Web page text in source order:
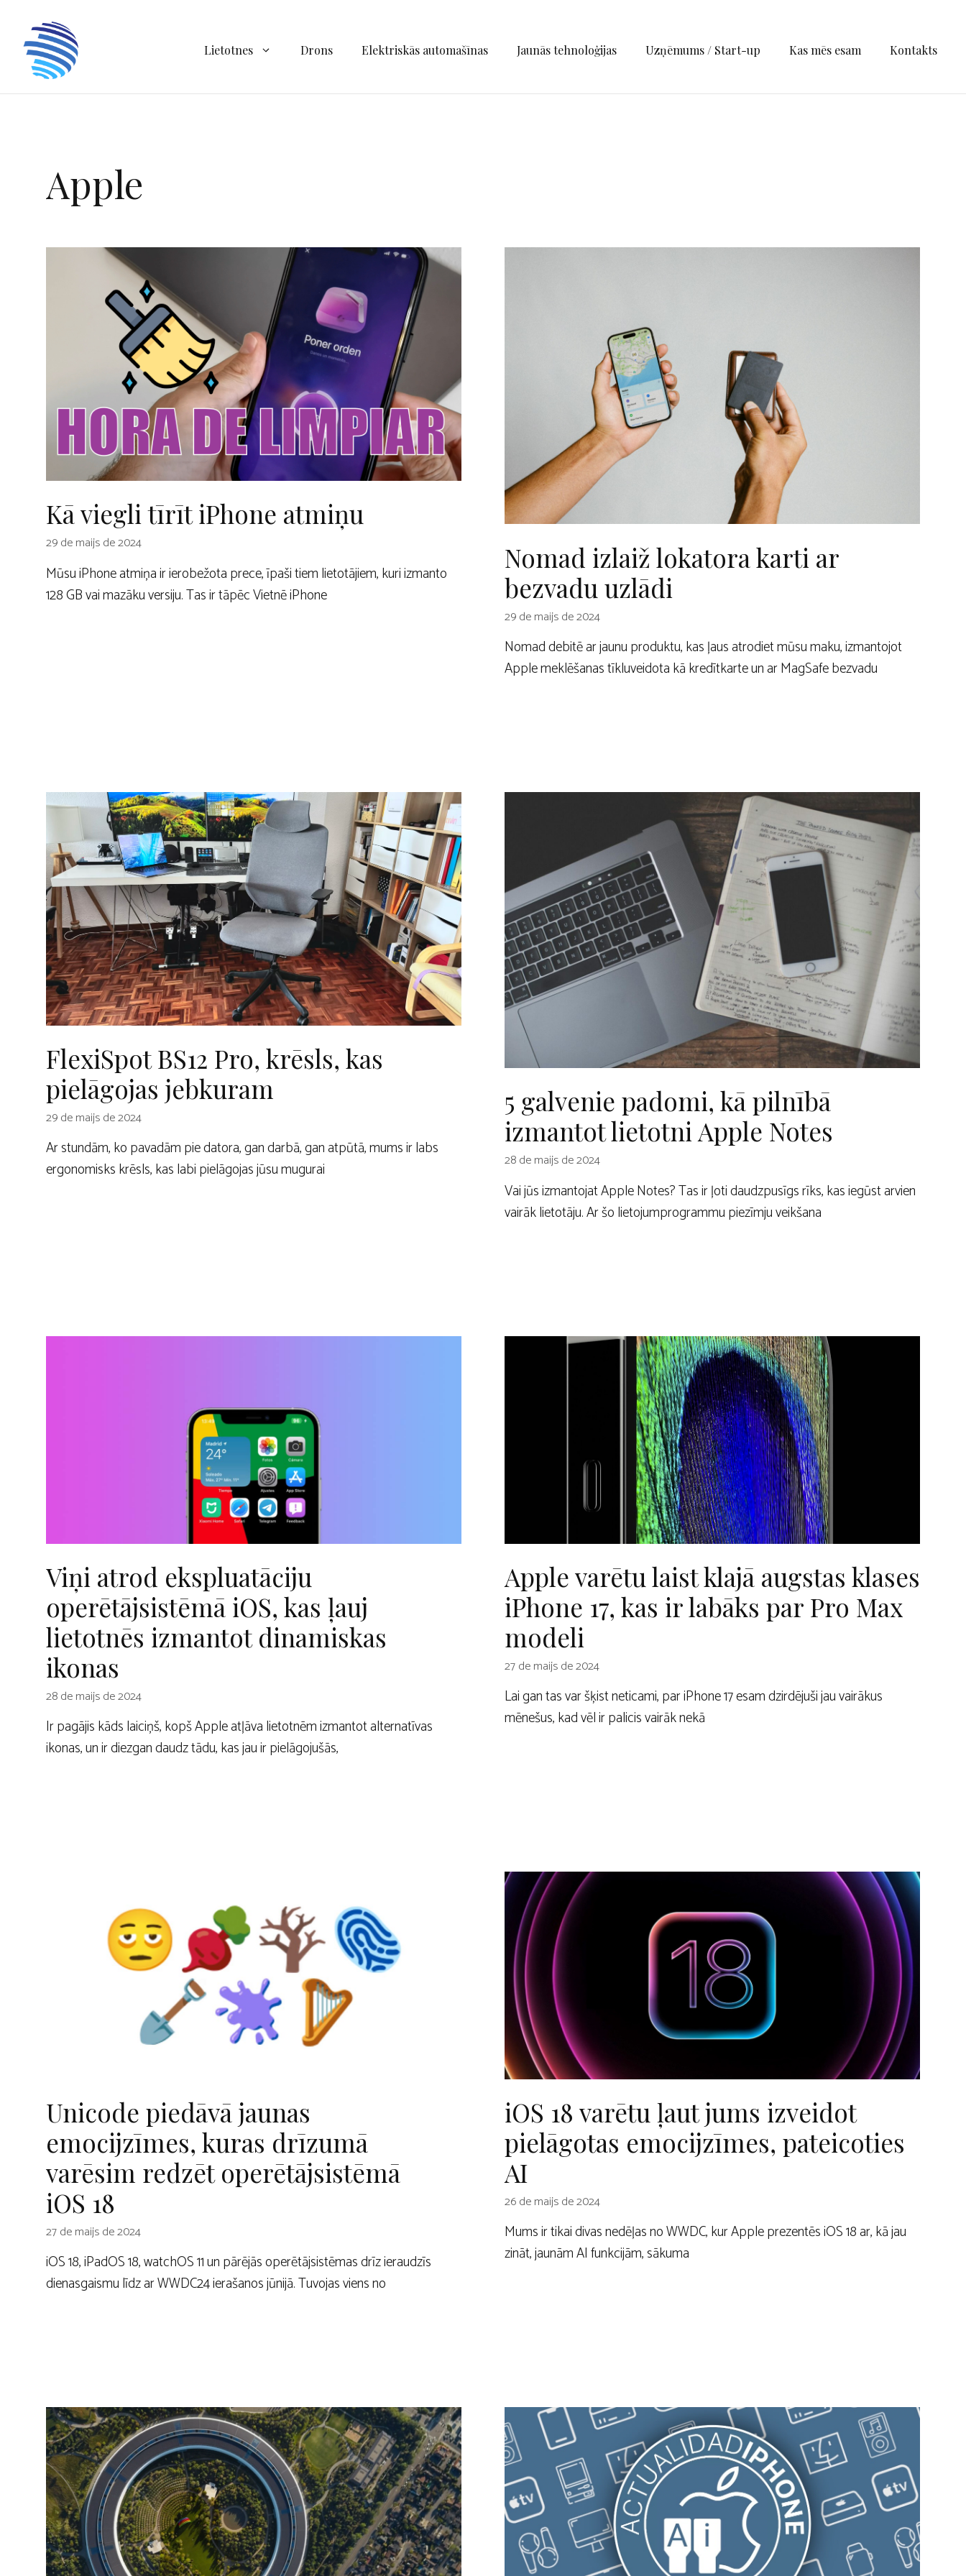
saturu
Lietotnes Drons Elektriskās automašīnas Jaunās tehnoloģijas Uzņēmums / Start-up Kas mēs esam Kontakts
Apple
Kā viegli tīrīt iPhone atmiņu
29 de maijs de 2024
Mūsu iPhone atmiņa ir ierobežota prece, īpaši tiem lietotājiem, kuri izmanto
128 GB vai mazāku versiju. Tas ir tāpēc Vietnē iPhone
Nomad izlaiž lokatora karti ar
bezvadu uzlādi
29 de maijs de 2024
Nomad debitē ar jaunu produktu, kas ļaus atrodiet mūsu maku, izmantojot
Apple meklēšanas tīkluveidota kā kredītkarte un ar MagSafe bezvadu
FlexiSpot BS12 Pro, krēsls, kas
pielāgojas jebkuram
29 de maijs de 2024
Ar stundām, ko pavadām pie datora, gan darbā, gan atpūtā, mums ir labs
ergonomisks krēsls, kas labi pielāgojas jūsu mugurai
5 galvenie padomi, kā pilnībā
izmantot lietotni Apple Notes
28 de maijs de 2024
Vai jūs izmantojat Apple Notes? Tas ir ļoti daudzpusīgs rīks, kas iegūst arvien
vairāk lietotāju. Ar šo lietojumprogrammu piezīmju veikšana
Viņi atrod ekspluatāciju
operētājsistēmā iOS, kas ļauj
lietotnēs izmantot dinamiskas
ikonas
28 de maijs de 2024
Ir pagājis kāds laiciņš, kopš Apple atļāva lietotnēm izmantot alternatīvas
ikonas, un ir diezgan daudz tādu, kas jau ir pielāgojušās,
Apple varētu laist klajā augstas klases
iPhone 17, kas ir labāks par Pro Max
modeli
27 de maijs de 2024
Lai gan tas var šķist neticami, par iPhone 17 esam dzirdējuši jau vairākus
mēnešus, kad vēl ir palicis vairāk nekā
Unicode piedāvā jaunas
emocijzīmes, kuras drīzumā
varēsim redzēt operētājsistēmā
iOS 18
27 de maijs de 2024
iOS 18, iPadOS 18, watchOS 11 un pārējās operētājsistēmas drīz ieraudzīs
dienasgaismu līdz ar WWDC24 ierašanos jūnijā. Tuvojas viens no
iOS 18 varētu ļaut jums izveidot
pielāgotas emocijzīmes, pateicoties
AI
26 de maijs de 2024
Mums ir tikai divas nedēļas no WWDC, kur Apple prezentēs iOS 18 ar, kā jau
zināt, jaunām AI funkcijām, sākuma